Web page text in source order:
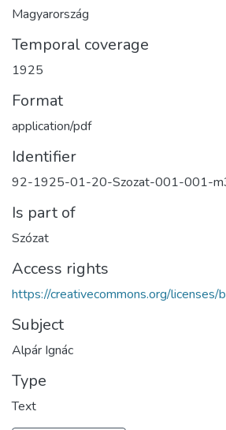
Magyarország
Temporal coverage
1925
Format
application/pdf
Identifier
92-1925-01-20-Szozat-001-001-
Is part of
Szózat
Access rights
https://creativecommons.org/licenses/
Subject
Alpár Ignác
Type
Text